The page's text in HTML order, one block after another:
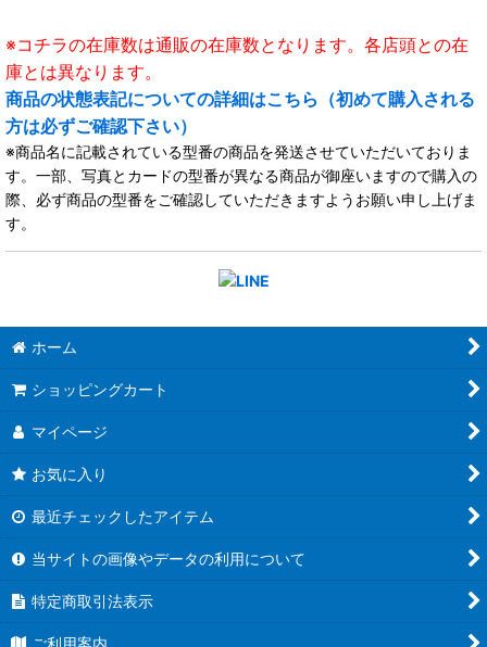
※コチラの在庫数は通販の在庫数となります。各店頭との在
庫とは異なります。
商品の状態表記についての詳細はこちら（初めて購入される
方は必ずご確認下さい）
※商品名に記載されている型番の商品を発送させていただいておりま
す。一部、写真とカードの型番が異なる商品が御座いますので購入の
際、必ず商品の型番をご確認していただきますようお願い申し上げま
す。
ホーム
ショッピングカート
マイページ
お気に入り
最近チェックしたアイテム
当サイトの画像やデータの利用について
特定商取引法表示